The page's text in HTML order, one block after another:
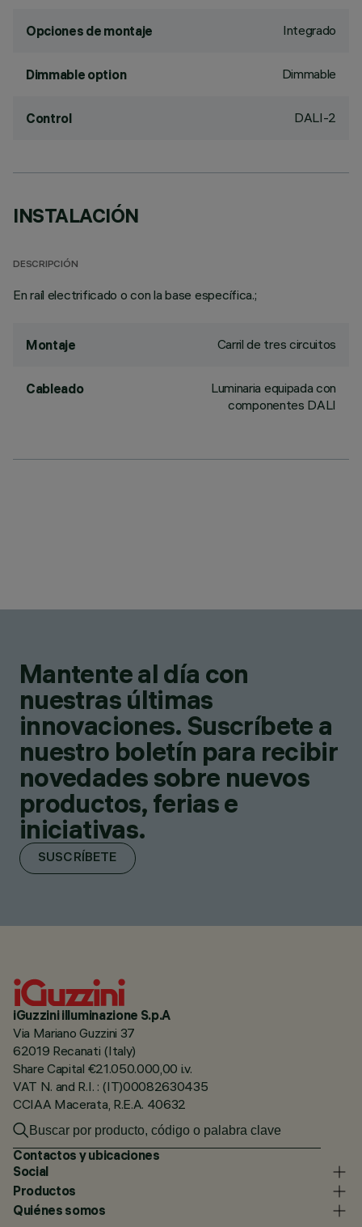
Opciones de montaje Integrado
Dimmable option Dimmable
Control DALI-2
INSTALACIÓN
DESCRIPCIÓN
En raíl electrificado o con la base específica.;
Montaje Carril de tres circuitos
Cableado
Luminaria equipada con
componentes DALI
Mantente al día con
nuestras últimas
innovaciones. Suscríbete a
nuestro boletín para recibir
novedades sobre nuevos
productos, ferias e
iniciativas.
SUSCRÍBETE
iGuzzini illuminazione S.p.A
Via Mariano Guzzini 37
62019 Recanati (Italy)
Share Capital €21.050.000,00 i.v.
VAT N. and R.I. : (IT)00082630435
CCIAA Macerata, R.E.A. 40632
Contactos y ubicaciones
Social
Productos
Quiénes somos